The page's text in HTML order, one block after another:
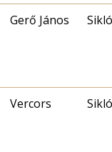
Gerő János
Vercors